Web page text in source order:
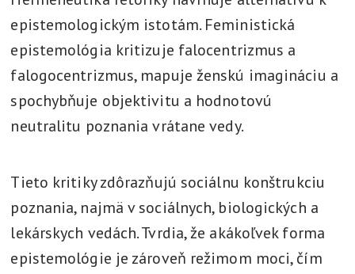
epistemologickým istotám. Feministická
epistemológia kritizuje falocentrizmus a
falogocentrizmus, mapuje ženskú imagináciu a
spochybňuje objektivitu a hodnotovú
neutralitu poznania vrátane vedy.
Tieto kritiky zdôrazňujú sociálnu konštrukciu
poznania, najmä v sociálnych, biologických a
lekárskych vedách. Tvrdia, že akákoľvek forma
epistemológie je zároveň režimom moci, čím